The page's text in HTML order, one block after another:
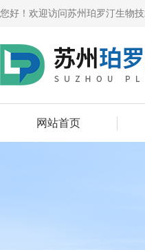
您好！欢迎访问苏州珀罗汀生物
网站首页